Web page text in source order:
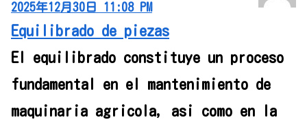
2025年12月30日 11:08 PM
Equilibrado de piezas
El equilibrado constituye un proceso
fundamental en el mantenimiento de
maquinaria agricola, asi como en la